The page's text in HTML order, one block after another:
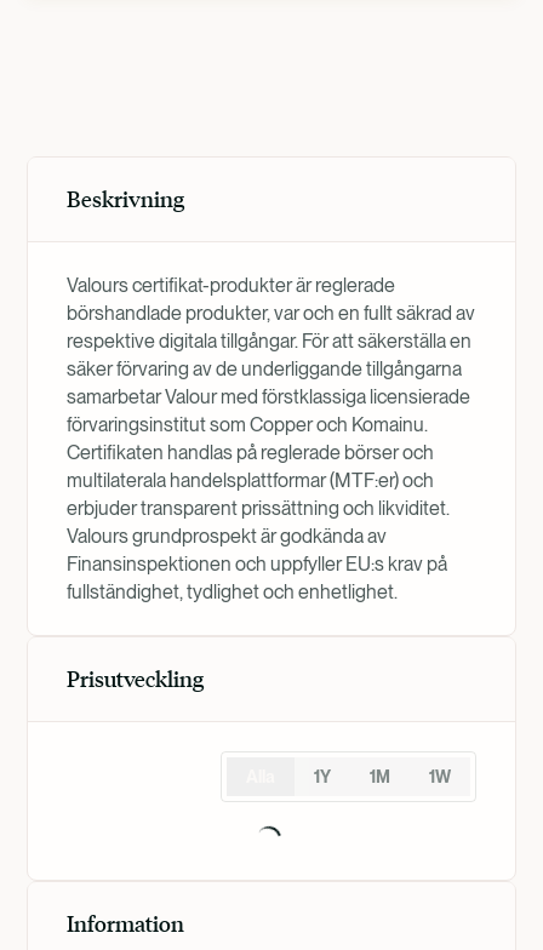
Beskrivning
Valours certifikat-produkter är reglerade
börshandlade produkter, var och en fullt säkrad av
respektive digitala tillgångar. För att säkerställa en
säker förvaring av de underliggande tillgångarna
samarbetar Valour med förstklassiga licensierade
förvaringsinstitut som Copper och Komainu.
Certifikaten handlas på reglerade börser och
multilaterala handelsplattformar (MTF:er) och
erbjuder transparent prissättning och likviditet.
Valours grundprospekt är godkända av
Finansinspektionen och uppfyller EU:s krav på
fullständighet, tydlighet och enhetlighet.
Prisutveckling
1Y 1M 1W
Information